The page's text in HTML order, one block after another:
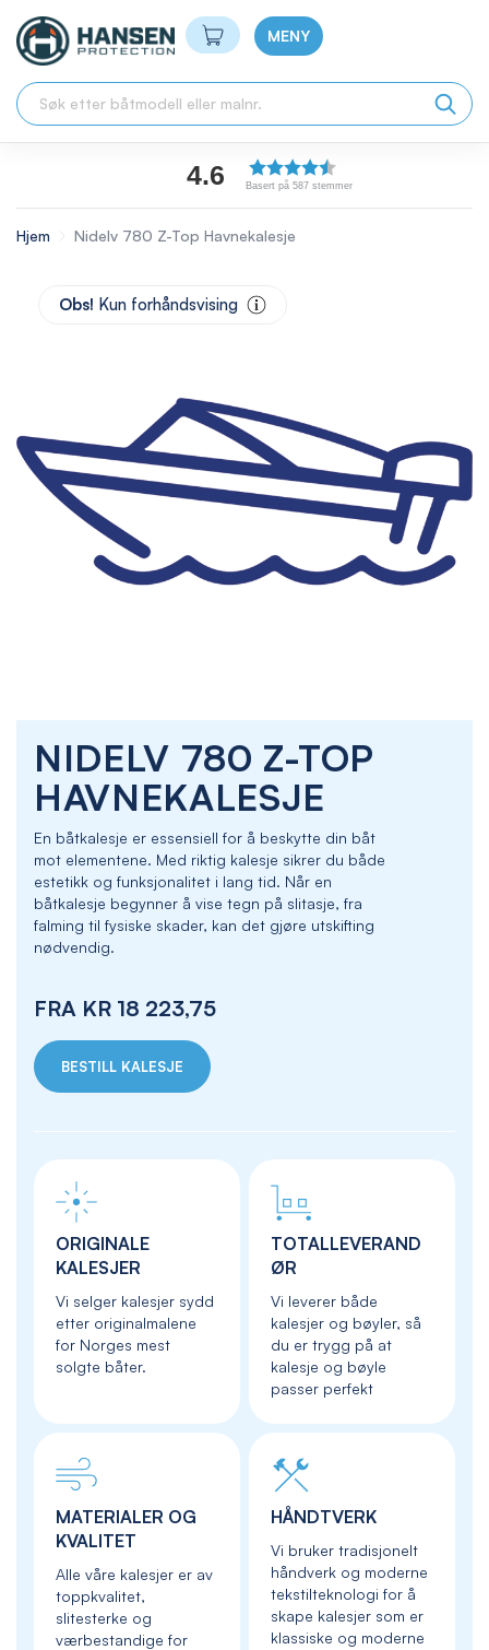
Min handlekurv
MENY
4.6 Basert på 587 stemmer
Hjem Nidelv 780 Z-Top Havnekalesje
NIDELV 780 Z-TOP
HAVNEKALESJE
En båtkalesje er essensiell for å beskytte din båt
mot elementene. Med riktig kalesje sikrer du både
estetikk og funksjonalitet i lang tid. Når en
båtkalesje begynner å vise tegn på slitasje, fra
falming til fysiske skader, kan det gjøre utskifting
nødvendig.
FRA KR 18 223,75
BESTILL KALESJE
ORIGINALE
KALESJER
Vi selger kalesjer sydd
etter originalmalene
for Norges mest
solgte båter.
TOTALLEVERAND
ØR
Vi leverer både
kalesjer og bøyler, så
du er trygg på at
kalesje og bøyle
passer perfekt
MATERIALER OG
KVALITET
Alle våre kalesjer er av
toppkvalitet,
slitesterke og
værbestandige for
HÅNDTVERK
Vi bruker tradisjonelt
håndverk og moderne
tekstilteknologi for å
skape kalesjer som er
klassiske og moderne
Obs! Kun forhåndsvising
the
beginning
the
images
gallery